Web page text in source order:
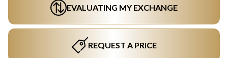
EVALUATING MY EXCHANGE
REQUEST A PRICE